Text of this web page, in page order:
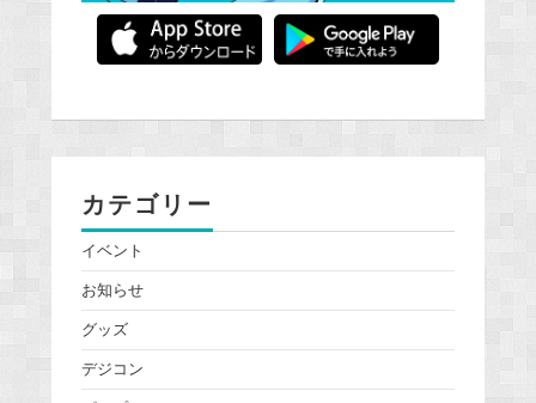
カテゴリー
イベント
お知らせ
グッズ
デジコン